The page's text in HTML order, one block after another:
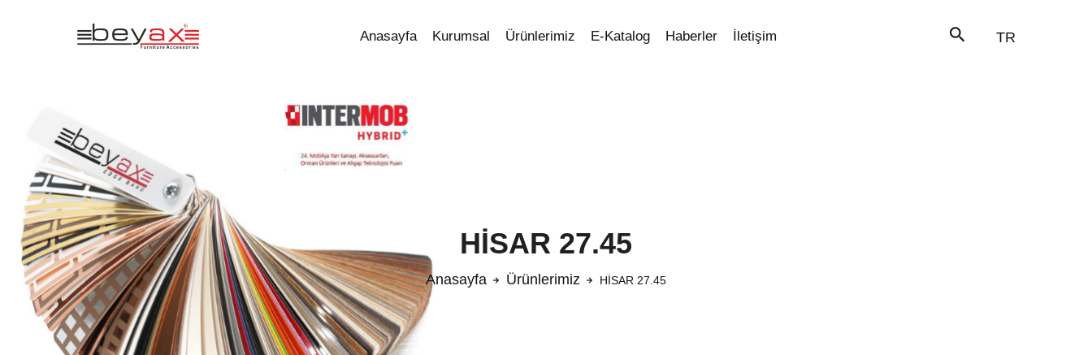
Anasayfa Kurumsal Ürünlerimiz E-Katalog Haberler İletişim TR
HİSAR 27.45
Anasayfa Ürünlerimiz HİSAR 27.45